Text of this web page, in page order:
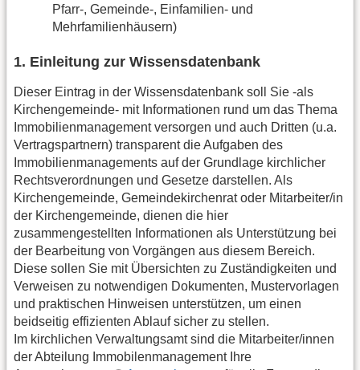
Pfarr-, Gemeinde-, Einfamilien- und
Mehrfamilienhäusern)
1. Einleitung zur Wissensdatenbank
Dieser Eintrag in der Wissensdatenbank soll Sie -als
Kirchengemeinde- mit Informationen rund um das Thema
Immobilienmanagement versorgen und auch Dritten (u.a.
Vertragspartnern) transparent die Aufgaben des
Immobilienmanagements auf der Grundlage kirchlicher
Rechtsverordnungen und Gesetze darstellen. Als
Kirchengemeinde, Gemeindekirchenrat oder Mitarbeiter/in
der Kirchengemeinde, dienen die hier
zusammengestellten Informationen als Unterstützung bei
der Bearbeitung von Vorgängen aus diesem Bereich.
Diese sollen Sie mit Übersichten zu Zuständigkeiten und
Verweisen zu notwendigen Dokumenten, Mustervorlagen
und praktischen Hinweisen unterstützen, um einen
beidseitig effizienten Ablauf sicher zu stellen.
Im kirchlichen Verwaltungsamt sind die Mitarbeiter/innen
der Abteilung Immobilenmanagement Ihre